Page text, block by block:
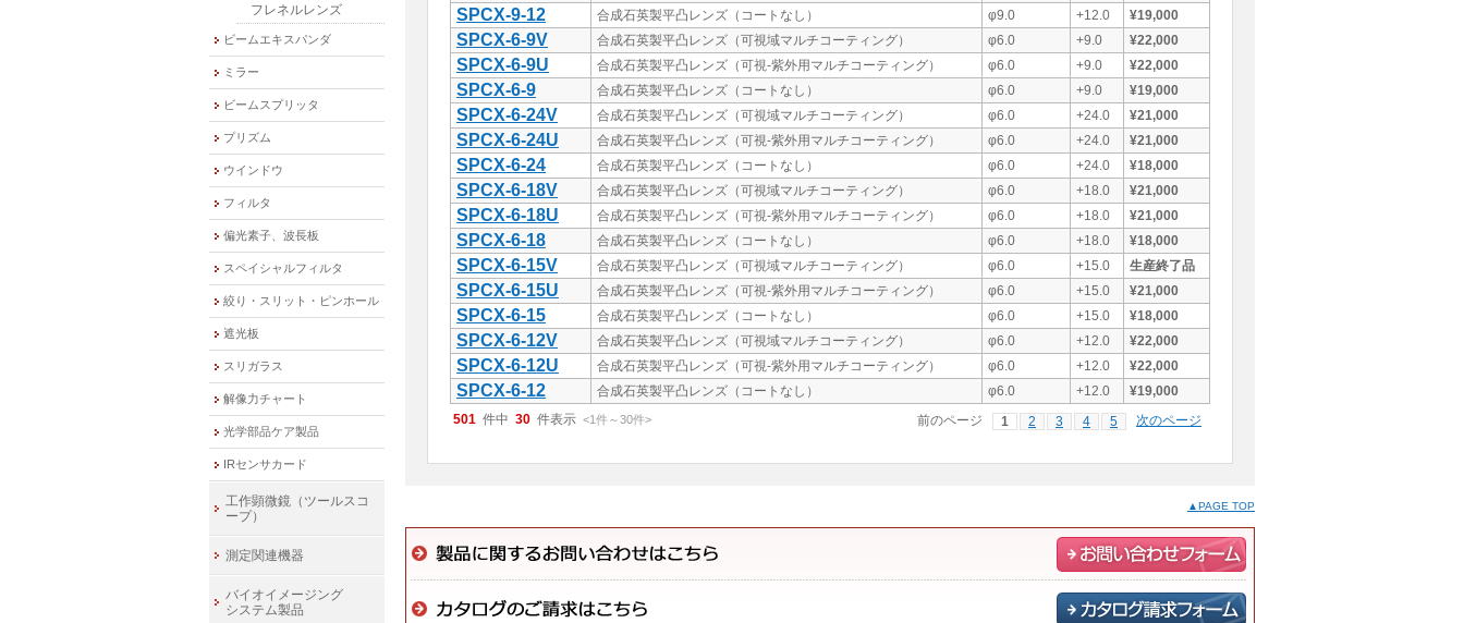
SPCX-9-12 合成石英製平凸レンズ（コートなし） φ9.0 +12.0 ¥19,000
SPCX-6-9V 合成石英製平凸レンズ（可視域マルチコーティング） φ6.0 +9.0 ¥22,000
SPCX-6-9U 合成石英製平凸レンズ（可視-紫外用マルチコーティング） φ6.0 +9.0 ¥22,000
SPCX-6-9 合成石英製平凸レンズ（コートなし） φ6.0 +9.0 ¥19,000
SPCX-6-24V 合成石英製平凸レンズ（可視域マルチコーティング） φ6.0 +24.0 ¥21,000
SPCX-6-24U 合成石英製平凸レンズ（可視-紫外用マルチコーティング） φ6.0 +24.0 ¥21,000
SPCX-6-24 合成石英製平凸レンズ（コートなし） φ6.0 +24.0 ¥18,000
SPCX-6-18V 合成石英製平凸レンズ（可視域マルチコーティング） φ6.0 +18.0 ¥21,000
SPCX-6-18U 合成石英製平凸レンズ（可視-紫外用マルチコーティング） φ6.0 +18.0 ¥21,000
SPCX-6-18 合成石英製平凸レンズ（コートなし） φ6.0 +18.0 ¥18,000
SPCX-6-15V 合成石英製平凸レンズ（可視域マルチコーティング） φ6.0 +15.0 生産終了品
SPCX-6-15U 合成石英製平凸レンズ（可視-紫外用マルチコーティング） φ6.0 +15.0 ¥21,000
SPCX-6-15 合成石英製平凸レンズ（コートなし） φ6.0 +15.0 ¥18,000
SPCX-6-12V 合成石英製平凸レンズ（可視域マルチコーティング） φ6.0 +12.0 ¥22,000
SPCX-6-12U 合成石英製平凸レンズ（可視-紫外用マルチコーティング） φ6.0 +12.0 ¥22,000
SPCX-6-12 合成石英製平凸レンズ（コートなし） φ6.0 +12.0
¥19,000
501 件中 30 件表示 <1件～30件> 前のページ 1 2 3 4 5 次のページ
▲PAGE TOP
フレネルレンズ
ビームエキスパンダ
ミラー
ビームスプリッタ
プリズム
ウインドウ
フィルタ
偏光素子、波長板
スペイシャルフィルタ
絞り・スリット・ピンホール
遮光板
スリガラス
解像力チャート
光学部品ケア製品
IRセンサカード
工作顕微鏡（ツールスコ
ープ）
測定関連機器
バイオイメージング
システム製品